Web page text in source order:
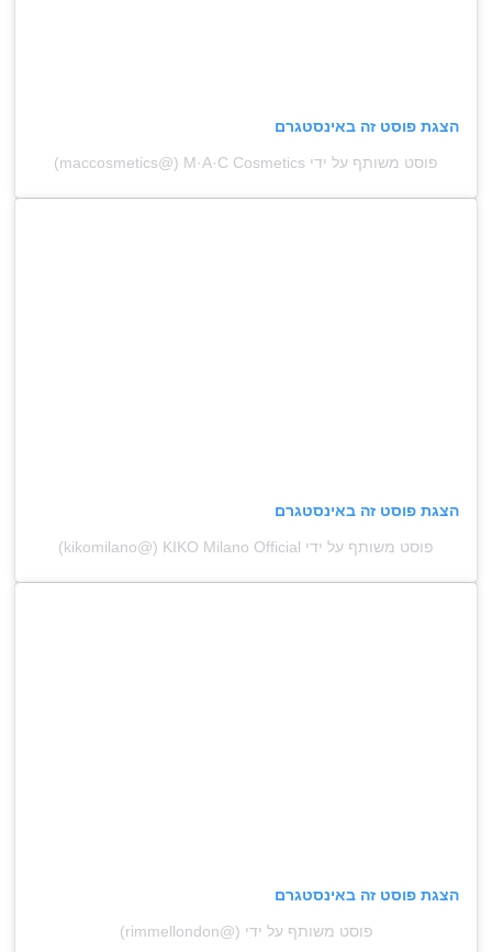
הצגת פוסט זה באינסטגרם
פוסט משותף על ידי ‏‎M·A·C Cosmetics‎‏ (@‏‎maccosmetics‎‏)
הצגת פוסט זה באינסטגרם
פוסט משותף על ידי ‏‎KIKO Milano Official‎‏ (@‏‎kikomilano‎‏)
הצגת פוסט זה באינסטגרם
פוסט משותף על ידי ‏(@‏‎rimmellondon‎‏)